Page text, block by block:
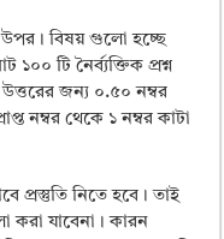
উপর। বিষয় গুলো হচ্ছে
১০০ টি নৈর্ব্যক্তিক প্রশ্ন
উত্তরের জন্য ০.৫০ নম্বর
নম্বর থেকে ১ নম্বর কাটা
প্রস্তুতি নিতে হবে। তাই
করা যাবেনা। কারন